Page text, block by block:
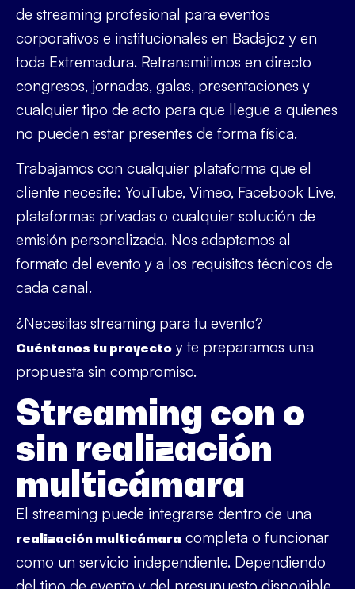
de streaming profesional para eventos
corporativos e institucionales en Badajoz y en
toda Extremadura. Retransmitimos en directo
congresos, jornadas, galas, presentaciones y
cualquier tipo de acto para que llegue a quienes
no pueden estar presentes de forma física.
Trabajamos con cualquier plataforma que el
cliente necesite: YouTube, Vimeo, Facebook Live,
plataformas privadas o cualquier solución de
emisión personalizada. Nos adaptamos al
formato del evento y a los requisitos técnicos de
cada canal.
¿Necesitas streaming para tu evento?
Cuéntanos tu proyecto y te preparamos una
propuesta sin compromiso.
Streaming con o
sin realización
multicámara
El streaming puede integrarse dentro de una
realización multicámara completa o funcionar
como un servicio independiente. Dependiendo